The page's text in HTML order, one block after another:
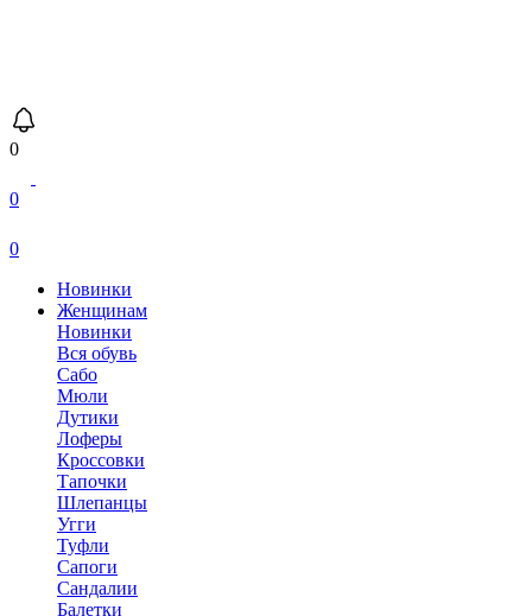
0
0
0
Новинки
Женщинам
Новинки
Вся обувь
Сабо
Мюли
Дутики
Лоферы
Кроссовки
Тапочки
Шлепанцы
Угги
Туфли
Сапоги
Сандалии
Балетки